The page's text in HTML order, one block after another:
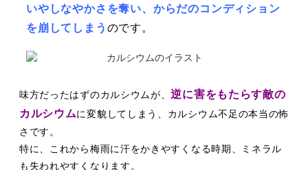
いやしなやかさを奪い、 からだのコンディション
を崩してしまう のです。
味⽅だったはずのカルシウムが、逆に害をもたらす敵の
カルシウムに変貌してしまう、カ ルシウム不⾜の本当の怖
さです。
特に、これから梅⾬に汗をかきやすくなる時期、ミネラル
も失われやすくなります。